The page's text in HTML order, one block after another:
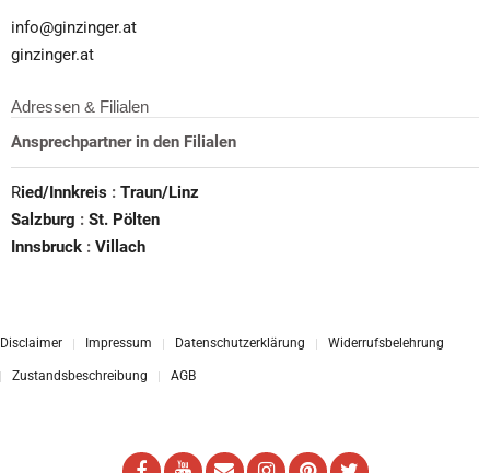
info@ginzinger.at
ginzinger.at
Adressen & Filialen
Ansprechpartner in den Filialen
Ried/Innkreis : Traun/Linz
Salzburg : St. Pölten
Innsbruck : Villach
Disclaimer Impressum Datenschutzerklärung Widerrufsbelehrung
Zustandsbeschreibung AGB